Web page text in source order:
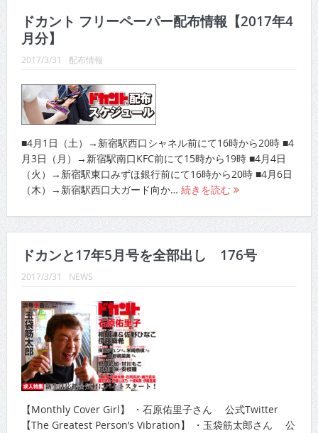
CINEMA×STYLE 289号
CINEMA×STYLE 288号
CINEMA×STYLE 287号
CINEMA×STYLE 286号
CINEMA×STYLE 285号
CINEMA×STYLE 294号
ドカント フリーペーパー配布情報【2017年4
月分】
2017/3/31 配布情報
■4月1日（土）→新宿駅西口シャネル前にて16時から20時 ■4
月3日（月）→新宿駅南口KFC前にて15時から19時 ■4月4日
（火）→新宿駅東口みずほ銀行前にて16時から20時 ■4月6日
（木）→新宿駅西口大ガード向か… 続きを読む
ドカンと17年5月号を全部出し 176号
2017/3/31 NEWS
【Monthly Cover Girl】 ・石原佑里子さん 公式Twitter
【The Greatest Person’s Vibration】 ・玉袋筋太郎さん 公